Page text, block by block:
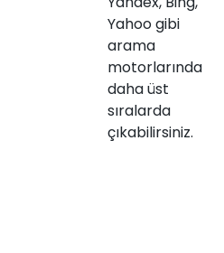
Yahoo gibi
arama
motorlarında
daha üst
sıralarda
çıkabilirsiniz.